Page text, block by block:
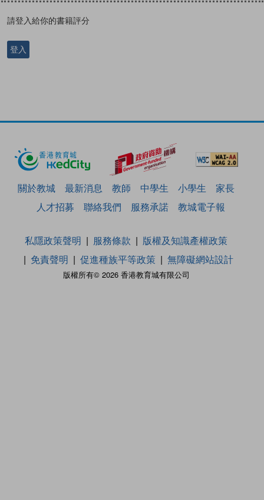
請登入給你的書籍評分
登入
關於教城 最新消息 教師 中學生 小學生
家長
人才招募
聯絡我們 服務承諾 教城電子報
版權所有© 2026 香港教育城有限公司
私隱政策聲明 服務條款
版權及知識產權政策
免責聲明
促進種族平等政策 無障礙網站設計